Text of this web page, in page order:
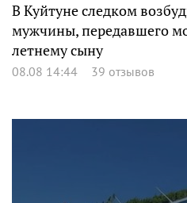
В Куйтуне следком
мужчины, передавшего
летнему сыну
08.08 14:44 39 отзывов